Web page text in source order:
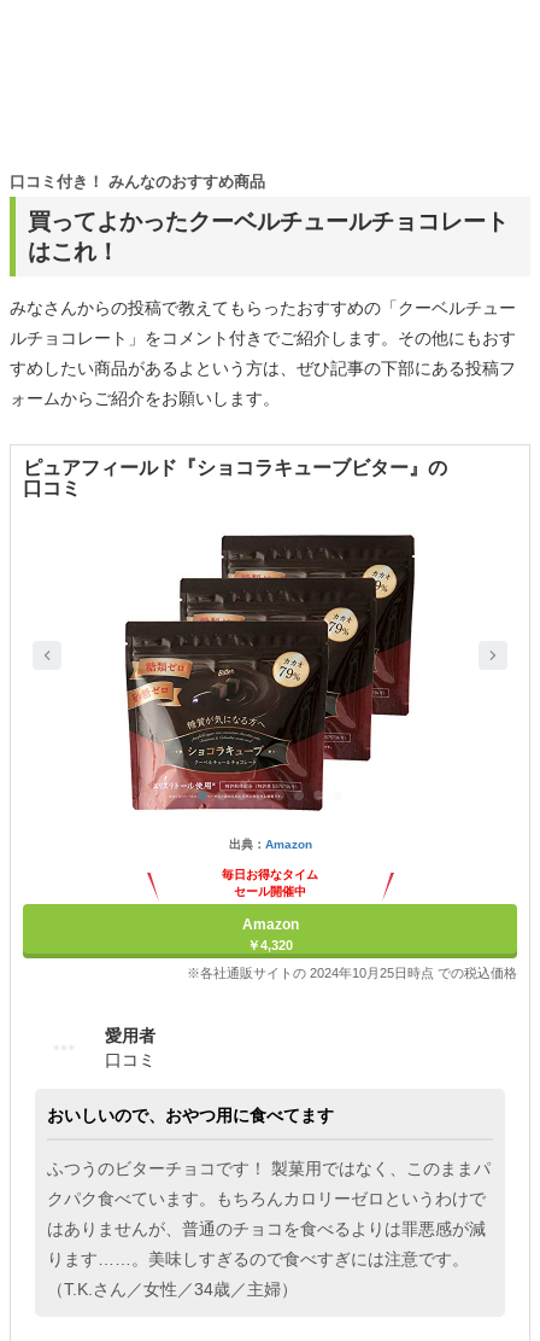
買ってよかったクーベルチュールチョコレート
はこれ！
口コミ付き！ みんなのおすすめ商品
みなさんからの投稿で教えてもらったおすすめの「クーベルチュー
ルチョコレート」をコメント付きでご紹介します。その他にもおす
すめしたい商品があるよという方は、ぜひ記事の下部にある投稿フ
ォームからご紹介をお願いします。
ピュアフィールド『ショコラキューブビター』の
口コミ
出典： Amazon
毎日お得なタイム
セール開催中
Amazon
￥4,320
※各社通販サイトの 2024年10月25日時点 での税込価格
愛用者
口コミ
おいしいので、おやつ用に食べてます
ふつうのビターチョコです！ 製菓用ではなく、このままパ
クパク食べています。もちろんカロリーゼロというわけで
はありませんが、普通のチョコを食べるよりは罪悪感が減
ります……。美味しすぎるので食べすぎには注意です。
（T.K.さん／女性／34歳／主婦）